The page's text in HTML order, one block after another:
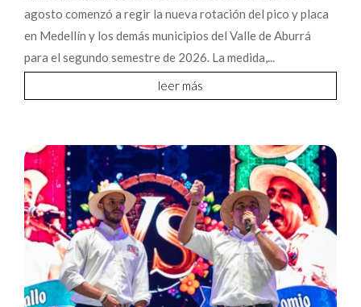
agosto comenzó a regir la nueva rotación del pico y placa
en Medellín y los demás municipios del Valle de Aburrá
para el segundo semestre de 2026. La medida,...
leer más